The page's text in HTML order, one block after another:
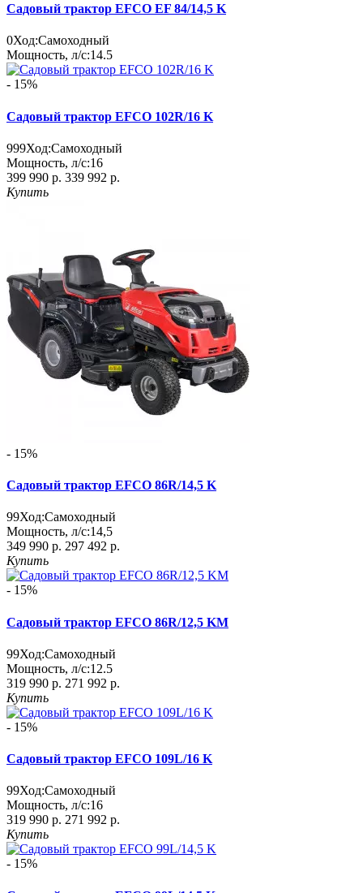
Садовый трактор EFCO EF 84/14,5 K
0Ход:Самоходный
Мощность, л/с:14.5
- 15%
Садовый трактор EFCO 102R/16 K
999Ход:Самоходный
Мощность, л/с:16
399 990 р. 339 992 р.
Купить
- 15%
Садовый трактор EFCO 86R/14,5 K
99Ход:Самоходный
Мощность, л/с:14,5
349 990 р. 297 492 р.
Купить
- 15%
Садовый трактор EFCO 86R/12,5 KM
99Ход:Самоходный
Мощность, л/с:12.5
319 990 р. 271 992 р.
Купить
- 15%
Садовый трактор EFCO 109L/16 K
99Ход:Самоходный
Мощность, л/с:16
319 990 р. 271 992 р.
Купить
- 15%